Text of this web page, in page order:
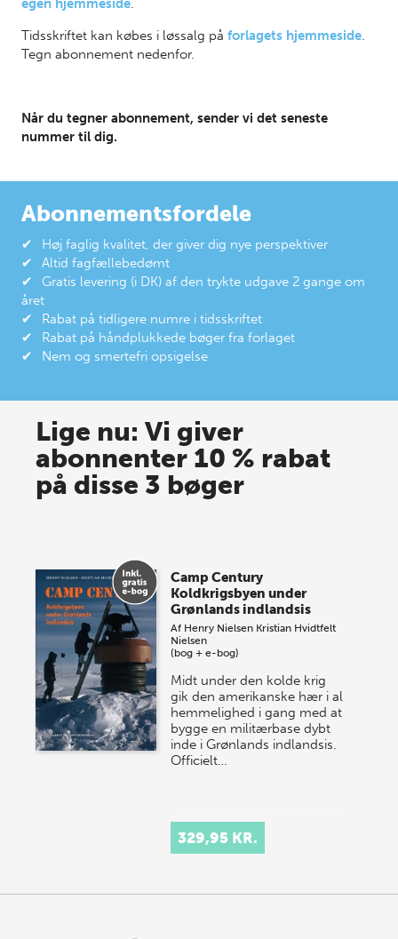
Tidsskriftet kan købes i løssalg på forlagets hjemmeside
Tegn abonnement nedenfor.
Når du tegner abonnement, sender vi det seneste
nummer til dig.
Abonnementsfordele
Høj faglig kvalitet, der giver dig nye perspektiver
Altid fagfællebedømt
Gratis levering (i DK) af den trykte udgave 2 gange om
året
Rabat på tidligere numre i tidsskriftet
Rabat på håndplukkede bøger fra forlaget
Nem og smertefri opsigelse
Lige nu: Vi giver
abonnenter 10 % rabat
på disse 3 bøger
Camp Century
Koldkrigsbyen under
Grønlands indlandsis
Af Henry Nielsen Kristian Hvidtfelt
Nielsen
(bog + e-bog)
Midt under den kolde krig
gik den amerikanske hær i al
hemmelighed i gang med at
bygge en militærbase dybt
inde i Grønlands indlandsis.
Officielt…
329,95 KR.